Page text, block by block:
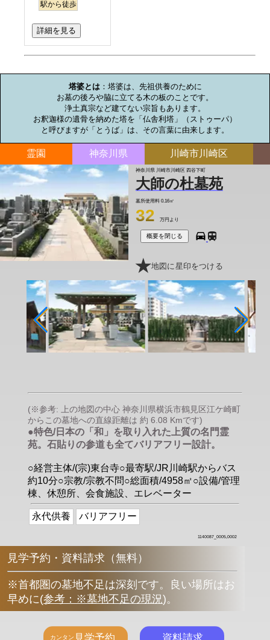
駅から徒歩
詳細を見る
塔婆とは：塔婆は、先祖供養のために
お墓の後ろや脇に立てる木の板のことです。
浄土真宗など建てない宗旨もあります。
お釈迦様の遺骨を納めた塔を「仏舎利塔」（ストゥーパ）
と呼びますが「とうば」は、その言葉に由来します。
霊園 神奈川県 川崎市川崎区
神奈川県 川崎市川崎区 四谷下町
大師の杜墓苑
墓所使用料 0.16㎡
32 万円より
概要を閉じる
地図に星印をつける
(※参考: 上の地図の中心 神奈川県横浜市鶴見区江ケ崎町
からこの墓地への直線距離は 約 6.08 Kmです)
●特色/日本の「和」を取り入れた上質の名門霊
苑。石貼りの参道も全てバリアフリー設計。
○経営主体/(宗)東台寺○最寄駅/JR川崎駅からバス
約10分○宗教/宗教不問○総面積/4958㎡○設備/管理
棟、休憩所、会食施設、エレベーター
永代供養 バリアフリー
1140087_0005,0002
見学予約・資料請求（無料）
※首都圏の墓地不足は深刻です。良い場所はお
早めに(参考：※墓地不足の現況)。